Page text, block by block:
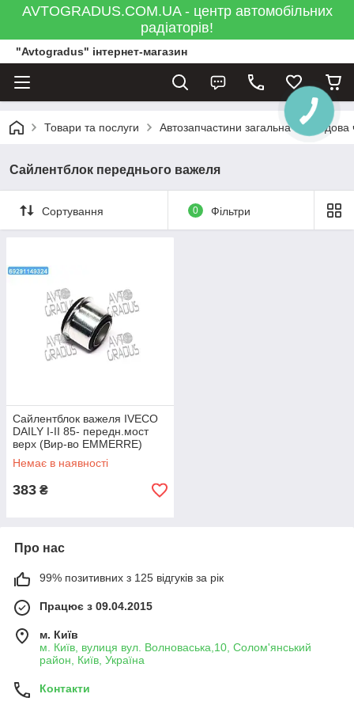
AVTOGRADUS.COM.UA - центр автомобільних
радіаторів!
"Avtogradus" інтернет-магазин
Товари та послуги Автозапчастини загальна Ходова
Сайлентблок переднього важеля
Сортування 0 Фільтри
Сайлентблок важеля IVECO
DAILY I-II 85- передн.мост
верх (Вир-во EMMERRE)
100892
Немає в наявності
383 ₴
Про нас
99% позитивних з 125 відгуків за рік
Працює з 09.04.2015
м. Київ
м. Київ, вулиця вул. Волноваська,10, Солом'янський
район, Київ, Україна
Контакти